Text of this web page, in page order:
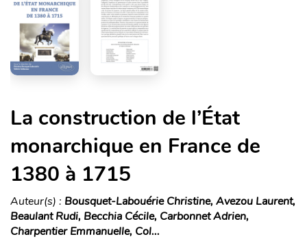
La construction de l’État
monarchique en France de
1380 à 1715
Auteur(s) : Bousquet-Labouérie Christine, Avezou Laurent,
Beaulant Rudi, Becchia Cécile, Carbonnet Adrien,
Charpentier Emmanuelle, Col...